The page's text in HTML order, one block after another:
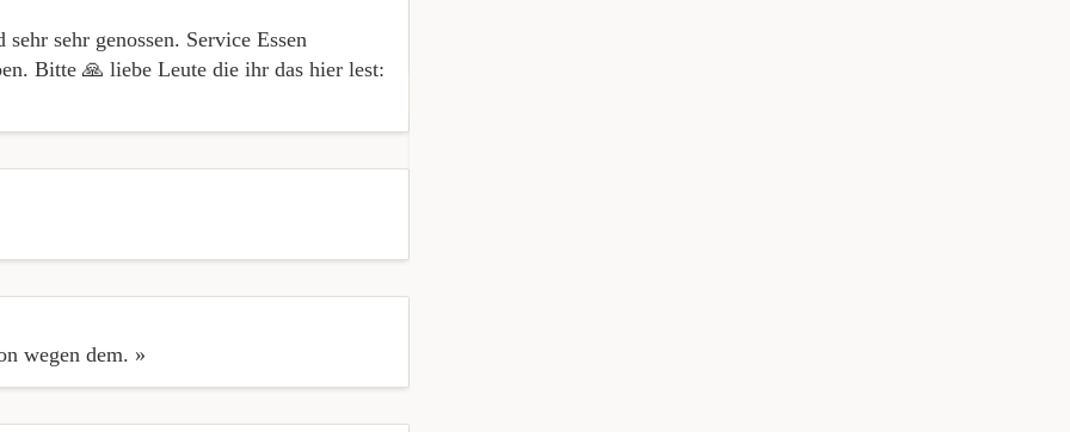
sehr genossen. Service Essen
Bitte 🙏 liebe Leute die ihr das hier lest:
wegen dem. »